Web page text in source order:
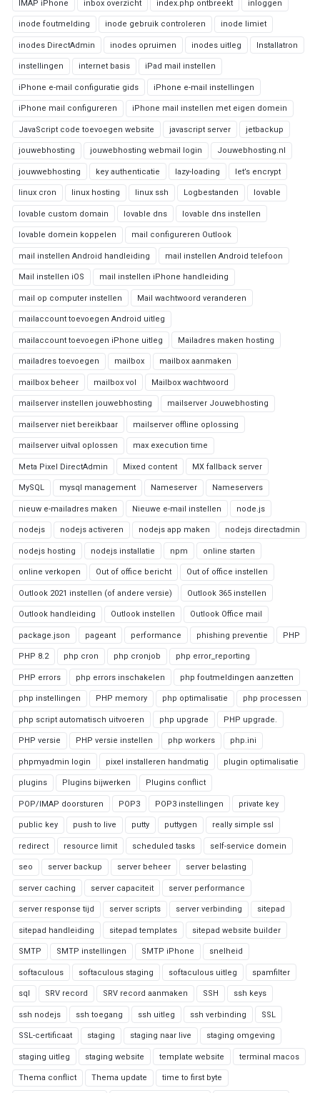
IMAP iPhone inbox overzicht index.php ontbreekt inloggen
inode foutmelding inode gebruik controleren inode limiet
inodes DirectAdmin inodes opruimen inodes uitleg Installatron
instellingen internet basis iPad mail instellen
iPhone e-mail configuratie gids iPhone e-mail instellingen
iPhone mail configureren iPhone mail instellen met eigen domein
JavaScript code toevoegen website javascript server jetbackup
jouwebhosting jouwebhosting webmail login Jouwebhosting.nl
jouwwebhosting key authenticatie lazy-loading let’s encrypt
linux cron linux hosting linux ssh Logbestanden lovable
lovable custom domain lovable dns lovable dns instellen
lovable domein koppelen mail configureren Outlook
mail instellen Android handleiding mail instellen Android telefoon
Mail instellen iOS mail instellen iPhone handleiding
mail op computer instellen Mail wachtwoord veranderen
mailaccount toevoegen Android uitleg
mailaccount toevoegen iPhone uitleg Mailadres maken hosting
mailadres toevoegen mailbox mailbox aanmaken
mailbox beheer mailbox vol Mailbox wachtwoord
mailserver instellen jouwebhosting mailserver Jouwebhosting
mailserver niet bereikbaar mailserver offline oplossing
mailserver uitval oplossen max execution time
Meta Pixel DirectAdmin Mixed content MX fallback server
MySQL mysql management Nameserver Nameservers
nieuw e-mailadres maken Nieuwe e-mail instellen node.js
nodejs nodejs activeren nodejs app maken nodejs directadmin
nodejs hosting nodejs installatie npm online starten
online verkopen Out of office bericht Out of office instellen
Outlook 2021 instellen (of andere versie) Outlook 365 instellen
Outlook handleiding Outlook instellen Outlook Office mail
package.json pageant performance phishing preventie PHP
PHP 8.2 php cron php cronjob php error_reporting
PHP errors php errors inschakelen php foutmeldingen aanzetten
php instellingen PHP memory php optimalisatie php processen
php script automatisch uitvoeren php upgrade PHP upgrade.
PHP versie PHP versie instellen php workers php.ini
phpmyadmin login pixel installeren handmatig plugin optimalisatie
plugins Plugins bijwerken Plugins conflict
POP/IMAP doorsturen POP3 POP3 instellingen private key
public key push to live putty puttygen really simple ssl
redirect resource limit scheduled tasks self-service domein
seo server backup server beheer server belasting
server caching server capaciteit server performance
server response tijd server scripts server verbinding sitepad
sitepad handleiding sitepad templates sitepad website builder
SMTP SMTP instellingen SMTP iPhone snelheid
softaculous softaculous staging softaculous uitleg spamfilter
sql SRV record SRV record aanmaken SSH ssh keys
ssh nodejs ssh toegang ssh uitleg ssh verbinding SSL
SSL-certificaat staging staging naar live staging omgeving
staging uitleg staging website template website terminal macos
Thema conflict Thema update time to first byte